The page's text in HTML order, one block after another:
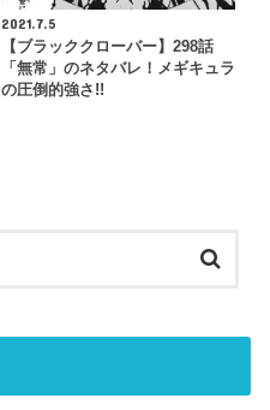
2021.7.5
【ブラッククローバー】298話
「無常」のネタバレ！メギキュラ
の圧倒的強さ!!